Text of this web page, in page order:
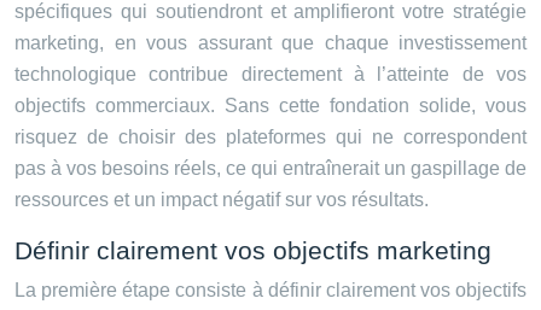
spécifiques qui soutiendront et amplifieront votre stratégie
marketing, en vous assurant que chaque investissement
technologique contribue directement à l’atteinte de vos
objectifs commerciaux. Sans cette fondation solide, vous
risquez de choisir des plateformes qui ne correspondent
pas à vos besoins réels, ce qui entraînerait un gaspillage de
ressources et un impact négatif sur vos résultats.
Définir clairement vos objectifs marketing
La première étape consiste à définir clairement vos objectifs